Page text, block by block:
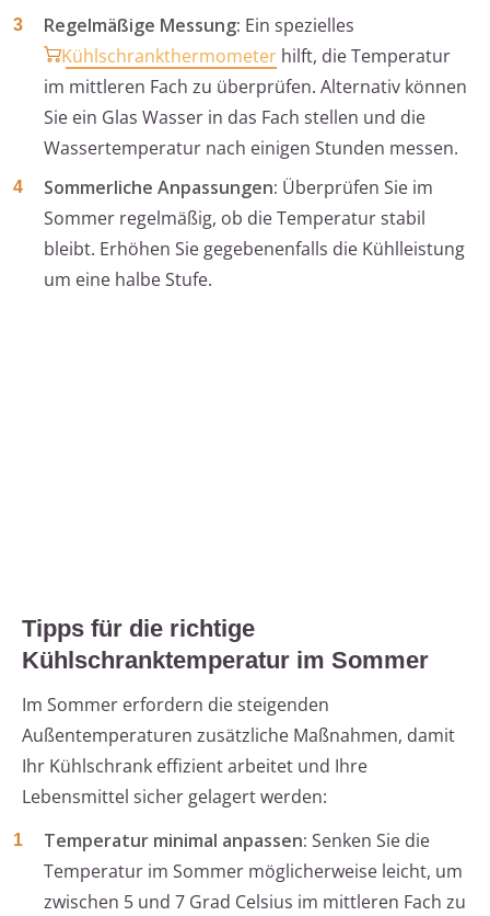
Regelmäßige Messung: Ein spezielles
Kühlschrankthermometer hilft, die Temperatur
im mittleren Fach zu überprüfen. Alternativ können
Sie ein Glas Wasser in das Fach stellen und die
Wassertemperatur nach einigen Stunden messen.
Sommerliche Anpassungen: Überprüfen Sie im
Sommer regelmäßig, ob die Temperatur stabil
bleibt. Erhöhen Sie gegebenenfalls die Kühlleistung
um eine halbe Stufe.
Tipps für die richtige
Kühlschranktemperatur im Sommer
Im Sommer erfordern die steigenden
Außentemperaturen zusätzliche Maßnahmen, damit
Ihr Kühlschrank effizient arbeitet und Ihre
Lebensmittel sicher gelagert werden:
Temperatur minimal anpassen: Senken Sie die
Temperatur im Sommer möglicherweise leicht, um
zwischen 5 und 7 Grad Celsius im mittleren Fach zu